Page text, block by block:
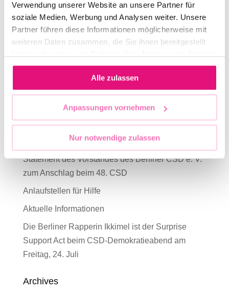
Verwendung unserer Website an unsere Partner für
soziale Medien, Werbung und Analysen weiter. Unsere
Partner führen diese Informationen möglicherweise mit
weiteren Daten zusammen, die Sie ihnen bereitgestellt
gesammelt haben.
Alle zulassen
Anpassungen vornehmen
Nur notwendige zulassen
KULTUR & KUNST / CULTURE & ARTS
Recent Posts
Teilnahme Hamburg/Mahnwache
Statement des Vorstandes des Berliner CSD e. V.
zum Anschlag beim 48. CSD
Anlaufstellen für Hilfe
Aktuelle Informationen
Die Berliner Rapperin Ikkimel ist der Surprise
Support Act beim CSD-Demokratieabend am
Freitag, 24. Juli
Archives